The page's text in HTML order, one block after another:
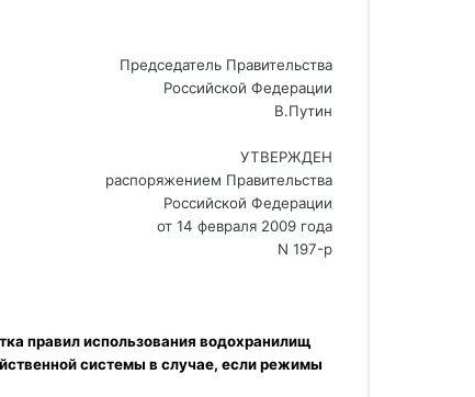
Председатель Правительства
Российской Федерации
В.Путин
УТВЕРЖДЕН
распоряжением Правительства
Российской Федерации
от 14 февраля 2009 года
N 197-р
правил использования водохранилищ
системы в случае, если режимы